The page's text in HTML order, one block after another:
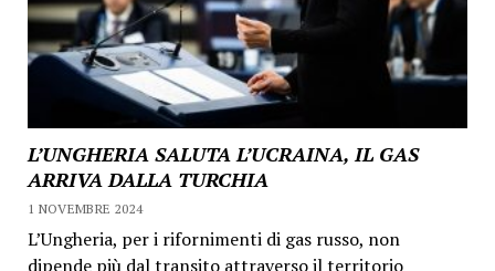
L’UNGHERIA SALUTA L’UCRAINA, IL GAS
ARRIVA DALLA TURCHIA
1 NOVEMBRE 2024
L’Ungheria, per i rifornimenti di gas russo, non
dipende più dal transito attraverso il territorio